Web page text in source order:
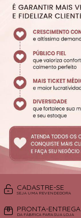
SUTIÃS
CADASTRE-SE
SEJA UMA REVENDEDORA
PRONTA-ENTREGA
DA FÁBRICA PARA SUA LOJA